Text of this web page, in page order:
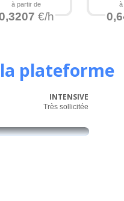
à partir de
€/h
à
plateforme
INTENSIVE
Très sollicitée